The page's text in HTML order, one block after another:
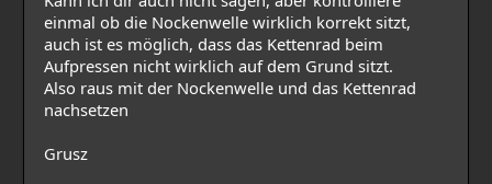
einmal ob die Nockenwelle wirklich korrekt sitzt,
auch ist es möglich, dass das Kettenrad beim
Aufpressen nicht wirklich auf dem Grund sitzt.
Also raus mit der Nockenwelle und das Kettenrad
nachsetzen
Grusz